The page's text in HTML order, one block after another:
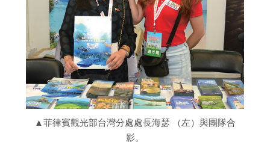
▲菲律賓觀光部台灣分處處長海瑟 （左）與團隊合
影。